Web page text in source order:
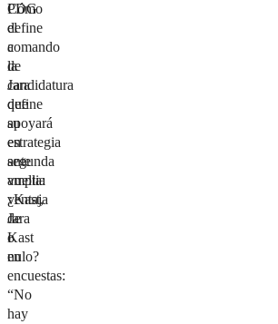
Cómo
el
comando
de
Jara
define
su
estrategia
ante
amplia
ventaja
de
Kast
en
encuestas:
“No
hay
PDG
define
a
la
candidatura
que
apoyará
en
segunda
vuelta:
¿Kast,
Jara
o
nulo?